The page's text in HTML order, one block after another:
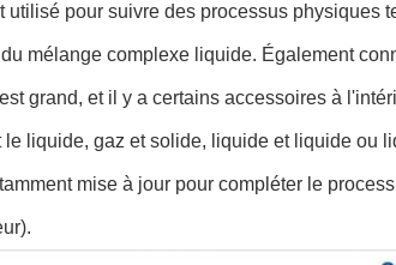
utilisé pour suivre des processus physiques
mélange complexe liquide. Également
grand, et il y a certains accessoires à
liquide, gaz et solide, liquide et liquide ou
mise à jour pour compléter le